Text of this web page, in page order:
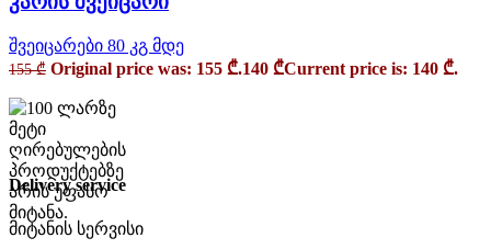
შვეიცარები 80 კგ მდე
155₾ Original price was: 155 ₾.140 ₾Current price is: 140 ₾.
Delivery service
მიტანის სერვისი